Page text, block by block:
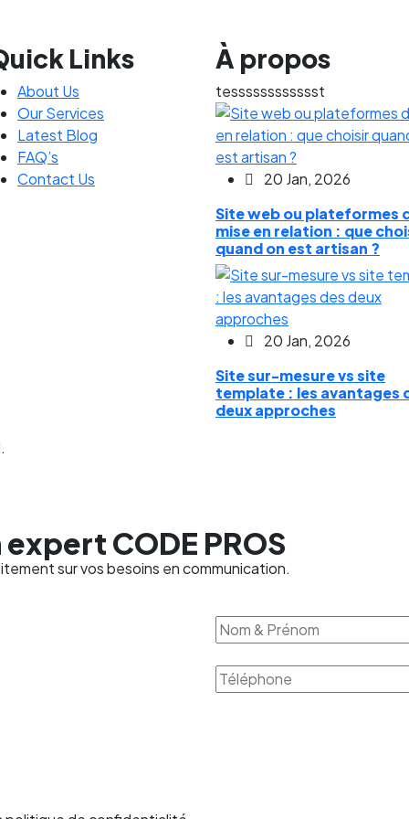
Links
About Us
Our Services
Latest Blog
FAQ’s
Contact Us
À propos
tesssssssssssst
20 Jan, 2026
Site web ou plateformes
mise en relation : que
quand on est artisan ?
20 Jan, 2026
Site sur-mesure vs site
template : les avantages
deux approches
CODE PROS
sur vos besoins en communication.